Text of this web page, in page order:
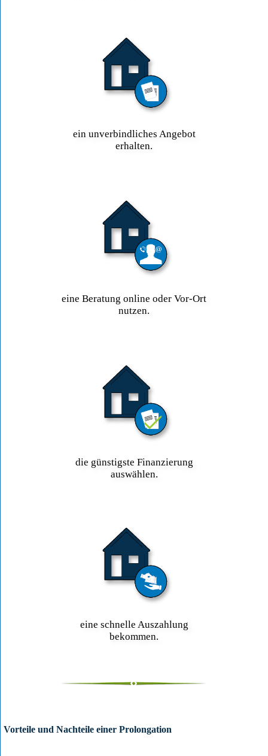
ein unverbindliches Angebot
erhalten.
eine Beratung online oder Vor-Ort
nutzen.
die günstigste Finanzierung
auswählen.
eine schnelle Auszahlung
bekommen.
Vorteile und Nachteile einer Prolongation